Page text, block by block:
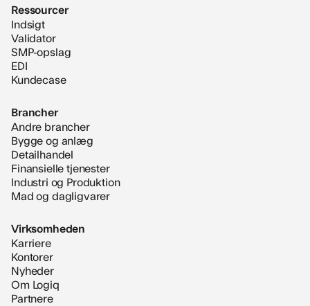
Ressourcer
Indsigt
Validator
SMP-opslag
EDI
Kundecase
Brancher
Andre brancher
Bygge og anlæg
Detailhandel
Finansielle tjenester
Industri og Produktion
Mad og dagligvarer
Virksomheden
Karriere
Kontorer
Nyheder
Om Logiq
Partnere